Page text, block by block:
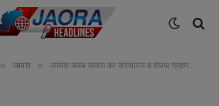
» जावरा » लायंस क्लब जावरा का संस्थापन व शपथ ग्रहण समारोह 18 जुलाई को